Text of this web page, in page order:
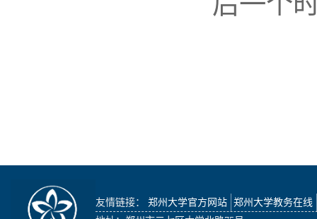
友情链接： 郑州大学官方网站
郑州大学教务在线